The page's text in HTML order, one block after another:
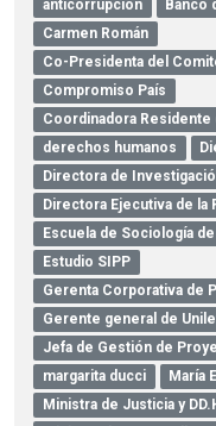
anticorrupción Banco
Carmen Román
Co-Presidenta del
Compromiso País
Coordinadora Residente
derechos humanos
Directora de
Directora Ejecutiva de la
Escuela de Sociología
Estudio SIPP
Gerenta Corporativa de
Gerente general de
Jefa de Gestión de
margarita ducci
María
Ministra de Justicia y